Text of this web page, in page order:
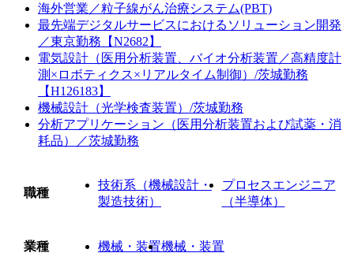
海外営業／粒子線がん治療システム(PBT)
最先端デジタルサービスにおけるソリューション開発
／東京勤務【N2682】
電気設計（医用分析装置、バイオ分析装置／高精度計
測×ロボティクス×リアルタイム制御）/茨城勤務
【H126183】
機械設計（光学検査装置）/茨城勤務
分析アプリケーション（医用分析装置および試薬・消
耗品）／茨城勤務
職種
技術系（機械設計・
製造技術）
プロセスエンジニア
（半導体）
業種 機械・装置機械・装置